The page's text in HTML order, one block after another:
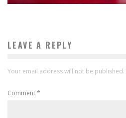
LEAVE A REPLY
Your email address will not be published.
Comment*